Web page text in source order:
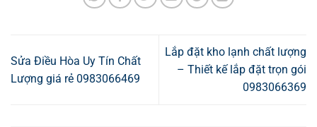
Sửa Điều Hòa Uy Tín Chất
Lượng giá rẻ 0983066469
Lắp đặt kho lạnh chất lượng
– Thiết kế lắp đặt trọn gói
0983066369